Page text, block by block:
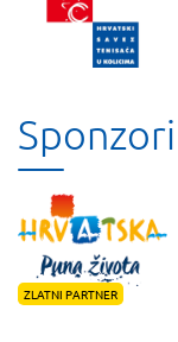
Sponzori
ZLATNI PARTNER